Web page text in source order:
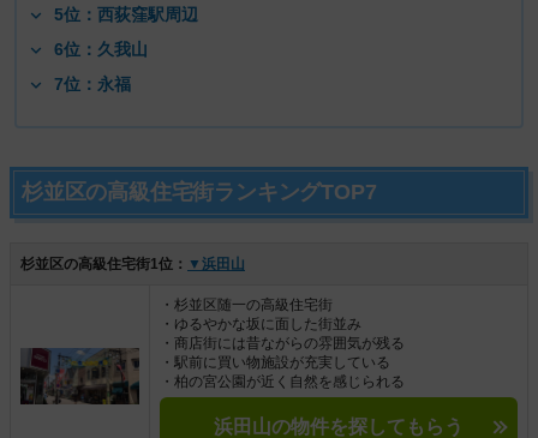
5位：西荻窪駅周辺
6位：久我山
7位：永福
杉並区の高級住宅街ランキングTOP7
杉並区の高級住宅街1位： ▼浜田山
・杉並区随一の高級住宅街
・ゆるやかな坂に面した街並み
・商店街には昔ながらの雰囲気が残る
・駅前に買い物施設が充実している
・柏の宮公園が近く自然を感じられる
浜田山の物件を探してもらう